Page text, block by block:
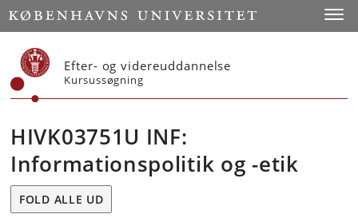
Start
Efter- og videreuddannelse
Kursussøgning
HIVK03751U INF:
Informationspolitik og -etik
FOLD ALLE UD